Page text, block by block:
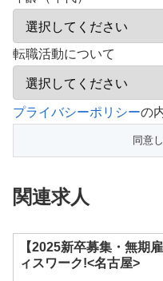
転職活動について
こ
フ
ー
は
プライバシーポリシーの
関連求人
【2025新卒募集・無期
ィスワーク!<名古屋>